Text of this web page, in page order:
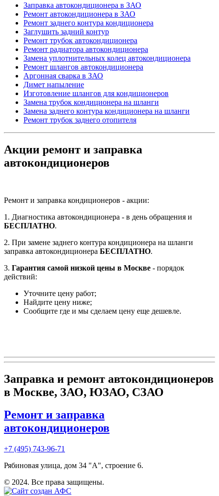
Заправка автокондиционера в ЗАО
Ремонт автокондиционера в ЗАО
Ремонт заднего контура кондиционера
Заглушить задний контур
Ремонт трубок автокондиционера
Ремонт радиатора автокондиционера
Замена уплотнительных колец автокондиционера
Ремонт шлангов автокондиционера
Аргонная сварка в ЗАО
Димет напыление
Изготовление шлангов для кондиционеров
Замена трубок кондиционера на шланги
Замена заднего контура кондиционера на шланги
Ремонт трубок заднего отопителя
Акции ремонт и заправка
автокондиционеров
Ремонт и заправка кондиционеров - акции:
1. Диагностика автокондиционера - в день обращения и
БЕСПЛАТНО.
2. При замене заднего контура кондиционера на шланги
заправка автокондиционера БЕСПЛАТНО.
3. Гарантия самой низкой цены в Москве - порядок
действий:
Уточните цену работ;
Найдите цену ниже;
Сообщите где и мы сделаем цену еще дешевле.
Заправка и ремонт автокондиционеров
в Москве, ЗАО, ЮЗАО, СЗАО
Ремонт и заправка
автокондиционеров
+7 (495) 743-96-71
Рябиновая улица, дом 34 "А", строение 6.
© 2024. Все права защищены.